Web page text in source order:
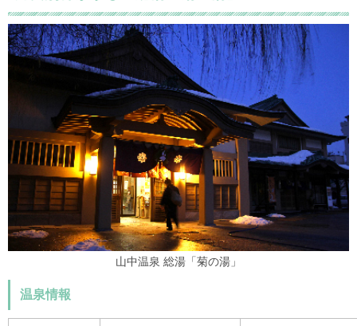
山中温泉 総湯「菊の湯」
温泉情報